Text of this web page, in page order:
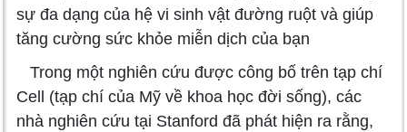
sự đa dạng của hệ vi sinh vật đường ruột và giúp
tăng cường sức khỏe miễn dịch của bạn
Trong một nghiên cứu được công bố trên tạp chí
Cell (tạp chí của Mỹ về khoa học đời sống), các
nhà nghiên cứu tại Stanford đã phát hiện ra rằng,